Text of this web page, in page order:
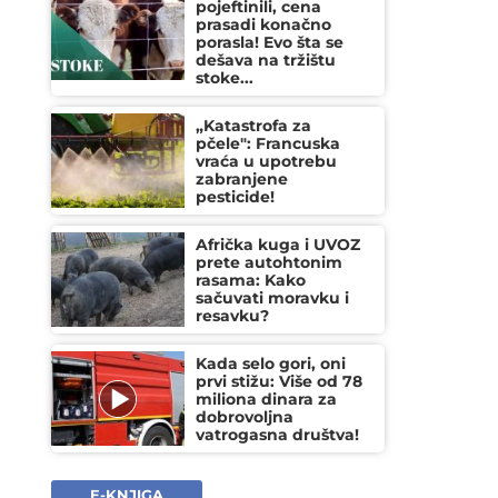
pojeftinili, cena
prasadi konačno
porasla! Evo šta se
dešava na tržištu
stoke...
„Katastrofa za
pčele": Francuska
vraća u upotrebu
zabranjene
pesticide!
Afrička kuga i UVOZ
prete autohtonim
rasama: Kako
sačuvati moravku i
resavku?
Kada selo gori, oni
prvi stižu: Više od 78
miliona dinara za
dobrovoljna
vatrogasna društva!